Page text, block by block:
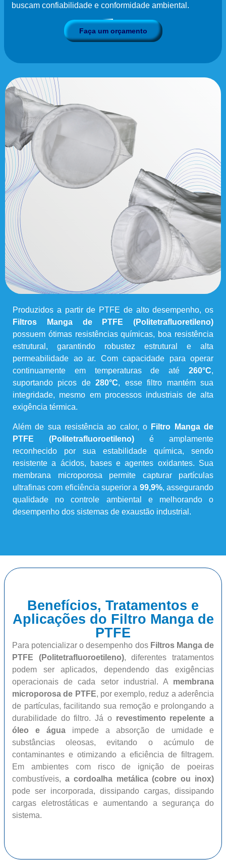
buscam confiabilidade e conformidade ambiental.
Faça um orçamento
Produzidos a partir de PTFE de alto desempenho, os
Filtros Manga de PTFE (Politetrafluoretileno)
possuem ótimas resistências químicas, boa resistência
estrutural, garantindo robustez estrutural e alta
permeabilidade ao ar. Com capacidade para operar
continuamente em temperaturas de até 260°C,
suportando picos de280°C, esse filtro mantém sua
integridade, mesmo em processos industriais de alta
exigência térmica.
Além de sua resistência ao calor, o Filtro Manga de
PTFE (Politetrafluoroetileno) é amplamente
reconhecido por sua estabilidade química, sendo
resistente a ácidos, bases e agentes oxidantes. Sua
membrana microporosa permite capturar partículas
ultrafinas com eficiência superior a 99,9%, assegurando
qualidade no controle ambiental e melhorando o
desempenho dos sistemas de exaustão industrial.
Benefícios, Tratamentos e
Aplicações do Filtro Manga de
PTFE
Para potencializar o desempenho dos Filtros Manga de
PTFE (Politetrafluoroetileno), diferentes tratamentos
podem ser aplicados, dependendo das exigências
operacionais de cada setor industrial. A membrana
microporosa de PTFE, por exemplo, reduz a aderência
de partículas, facilitando sua remoção e prolongando a
durabilidade do filtro. Já o revestimento repelente a
óleo e águaimpede a absorção de umidade e
substâncias oleosas, evitando o acúmulo de
contaminantes e otimizando a eficiência de filtragem.
Em ambientes com risco de ignição de poeiras
combustíveis, a cordoalha metálica (cobre ou inox)
pode ser incorporada, dissipando cargas, dissipando
cargas eletrostáticas e aumentando a segurança do
sistema.